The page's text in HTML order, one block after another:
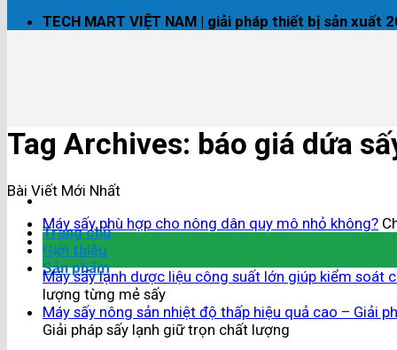
TECH MART VIỆT NAM | giải pháp thiết bị sản xuất
Trang chủ
Giới thiệu
Sản phẩm
Tag Archives: báo giá dứa
Bài Viết Mới Nhất
Máy sấy phù hợp cho nông dân quy mô nhỏ không?
04
Th8
Máy sấy lạnh dược liệu công suất lớn giúp kiểm soát
lượng từng mẻ sấy
Máy sấy nông sản nhiệt độ thấp hiệu quả cao – Giải
Giải pháp sấy lạnh giữ trọn chất lượng